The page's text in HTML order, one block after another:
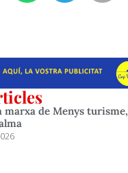
marxa de Menys turisme,